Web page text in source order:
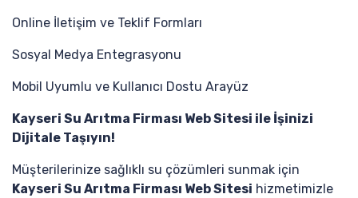
Online İletişim ve Teklif Formları
Sosyal Medya Entegrasyonu
Mobil Uyumlu ve Kullanıcı Dostu Arayüz
Kayseri Su Arıtma Firması Web Sitesi ile İşinizi
Dijitale Taşıyın!
Müşterilerinize sağlıklı su çözümleri sunmak için
Kayseri Su Arıtma Firması Web Sitesi hizmetimizle